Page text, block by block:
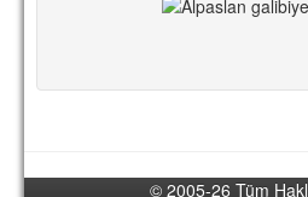
TARİHÇE© 2005-26 Tüm